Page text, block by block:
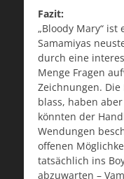
Fazit:
„Bloody Mary“ ist
Samamiyas
durch eine
Menge Fragen
Zeichnungen.
blass, haben
könnten der
Wendungen
offenen
tatsächlich ins
abzuwarten –